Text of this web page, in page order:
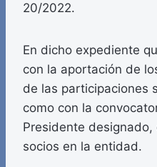
20/2022.
En dicho expediente
con la aportación de
de las participaciones
como con la
Presidente designado,
socios en la entidad.